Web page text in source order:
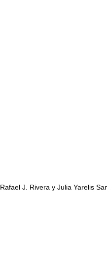
Rafael J. Rivera y Julia Yarelis